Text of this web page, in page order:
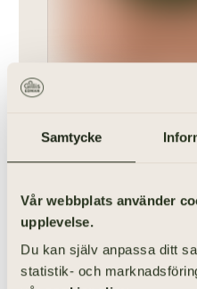
Samtycke
Vår webbplats använder
upplevelse.
Du kan själv anpassa ditt
statistik- och
Vem sköter din ekonomi